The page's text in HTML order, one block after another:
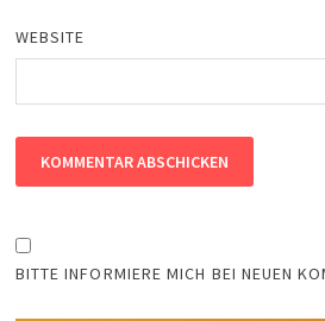
WEBSITE
BITTE INFORMIERE MICH BEI NEUEN